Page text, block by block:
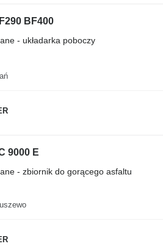
BF400
- układarka poboczy
9000 E
- zbiornik do gorącego asfaltu